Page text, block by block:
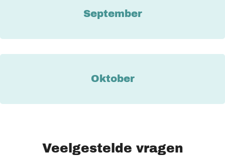
September
Oktober
Veelgestelde vragen